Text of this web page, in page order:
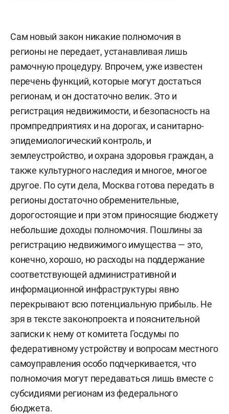
Сам новый закон никакие полномочия в
регионы не передает, устанавливая лишь
рамочную процедуру. Впрочем, уже известен
перечень функций, которые могут достаться
регионам, и он достаточно велик. Это и
регистрация недвижимости, и безопасность на
промпредприятиях и на дорогах, и санитарно-
эпидемиологический контроль, и
землеустройство, и охрана здоровья граждан, а
также культурного наследия и многое, многое
другое. По сути дела, Москва готова передать в
регионы достаточно обременительные,
дорогостоящие и при этом приносящие бюджету
небольшие доходы полномочия. Пошлины за
регистрацию недвижимого имущества — это,
конечно, хорошо, но расходы на поддержание
соответствующей административной и
информационной инфраструктуры явно
перекрывают всю потенциальную прибыль. Не
зря в тексте законопроекта и пояснительной
записки к нему от комитета Госдумы по
федеративному устройству и вопросам местного
самоуправления особо подчеркивается, что
полномочия могут передаваться лишь вместе с
субсидиями регионам из федерального
бюджета.